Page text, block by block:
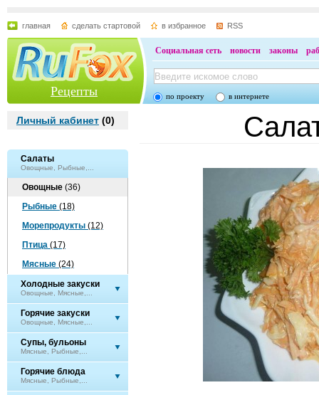
главная сделать стартовой в избранное RSS
Рецепты
Социальная сеть новости законы
по проекту в интернете
Личный кабинет (0)
Салаты
Овощные, Рыбные,...
Овощные (36)
Рыбные (18)
Морепродукты (12)
Птица (17)
Мясные (24)
Холодные закуски
Овощные, Мясные,...
Горячие закуски
Овощные, Мясные,...
Супы, бульоны
Мясные, Рыбные,...
Горячие блюда
Мясные, Рыбные,...